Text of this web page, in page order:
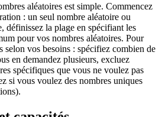
aléatoires est simple. Commencez
: un seul nombre aléatoire ou
définissez la plage en spécifiant les
pour vos nombres aléatoires. Pour
vos besoins : spécifiez combien de
en demandez plusieurs, excluez
spécifiques que vous ne voulez pas
si vous voulez des nombres uniques